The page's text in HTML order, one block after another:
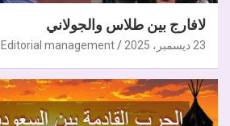
لافارج بين طلاس والجولاني
23 ديسمبر، 2025 Editorial management